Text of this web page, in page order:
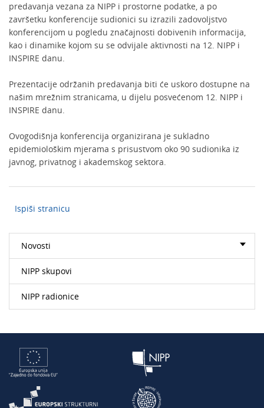
predavanja vezana za NIPP i prostorne podatke, a po
završetku konferencije sudionici su izrazili zadovoljstvo
konferencijom u pogledu značajnosti dobivenih informacija,
kao i dinamike kojom su se odvijale aktivnosti na 12. NIPP i
INSPIRE danu.
Prezentacije održanih predavanja biti će uskoro dostupne na
našim mrežnim stranicama, u dijelu posvećenom 12. NIPP i
INSPIRE danu.
Ovogodišnja konferencija organizirana je sukladno
epidemiološkim mjerama s prisustvom oko 90 sudionika iz
javnog, privatnog i akademskog sektora.
Ispiši stranicu
Novosti
NIPP skupovi
NIPP radionice